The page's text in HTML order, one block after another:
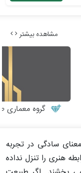
مشاهده بیشتر
گروه معماری
سادگی در تجربه
هنری را تنزل نداده